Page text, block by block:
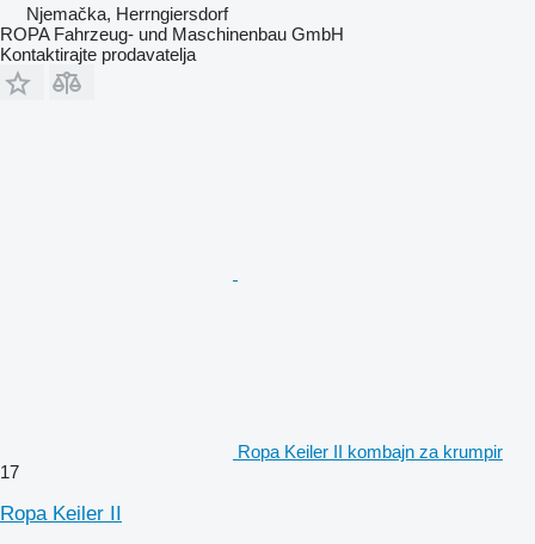
Njemačka, Herrngiersdorf
ROPA Fahrzeug- und Maschinenbau GmbH
Kontaktirajte prodavatelja
Ropa Keiler II kombajn za krumpir
17
Ropa Keiler II